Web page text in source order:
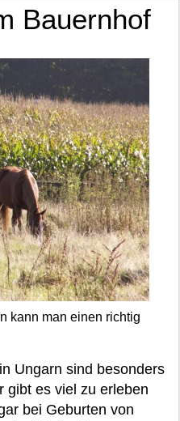
Bauernhof
kann man einen richtig
Ungarn sind besonders
gibt es viel zu erleben
bei Geburten von